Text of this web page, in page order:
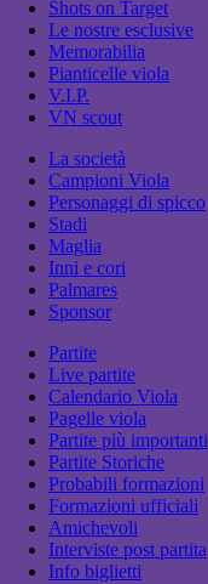
Shots on Target
Le nostre esclusive
Memorabilia
Pianticelle viola
V.I.P.
VN scout
La società
Campioni Viola
Personaggi di spicco
Stadi
Maglia
Inni e cori
Palmares
Sponsor
Partite
Live partite
Calendario Viola
Pagelle viola
Partite più importanti
Partite Storiche
Probabili formazioni
Formazioni ufficiali
Amichevoli
Interviste post partita
Info biglietti